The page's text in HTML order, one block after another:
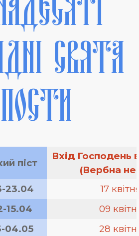
СВЯТА
піст
Вхід Господень
(Вербна
23.04
17
15.04
09
04.05
28